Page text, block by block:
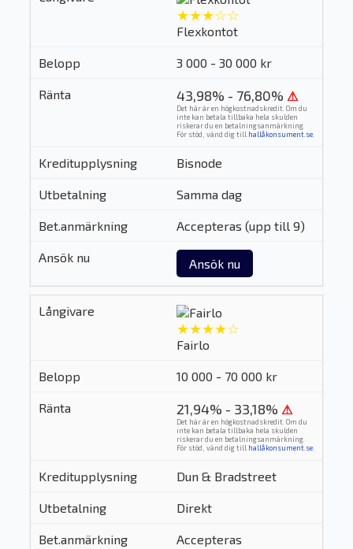
★★★☆☆
Flexkontot
3 000 - 30 000 kr
43,98% - 76,80% ⚠
Det här är en högkostnadskredit. Om du
inte kan betala tillbaka hela skulden
riskerar du en betalningsanmärkning.
För stöd, vänd dig till hallåkonsument.se.
Bisnode
Samma dag
Accepteras (upp till 9)
Ansök nu
★★★★☆
Fairlo
10 000 - 70 000 kr
21,94% - 33,18% ⚠
Det här är en högkostnadskredit. Om du
inte kan betala tillbaka hela skulden
riskerar du en betalningsanmärkning.
För stöd, vänd dig till hallåkonsument.se.
Dun & Bradstreet
Direkt
Accepteras